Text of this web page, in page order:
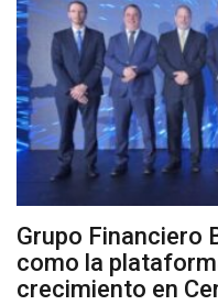
Grupo Financiero
como la
crecimiento en